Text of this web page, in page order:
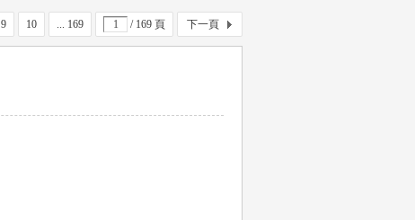
9 10 ... 169 / 169 頁 下一頁